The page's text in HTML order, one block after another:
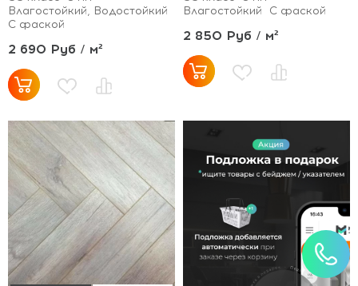
Влагостойкий, Водостойкий
С фаской
2 690 Руб / м²
Влагостойкий
С фаской
2 850 Руб / м²